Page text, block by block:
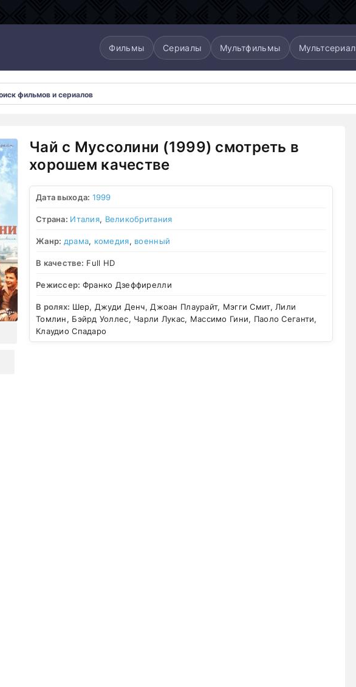
Фильмы Сериалы Мультфильмы
Чай с Муссолини (1999) смотреть в
хорошем качестве
Дата выхода: 1999
Страна: Италия, Великобритания
Жанр: драма, комедия, военный
В качестве: Full HD
Режиссер: Франко Дзеффирелли
В ролях: Шер, Джуди Денч, Джоан Плаурайт, Мэгги Смит, Лили
Томлин, Бэйрд Уоллес, Чарли Лукас, Массимо Гини, Паоло Сеганти,
Клаудио Спадаро